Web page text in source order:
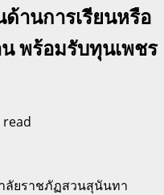
านการเรียนหรือ
พร้อมรับทุนเพชร
ลัยราชภัฏสวนสุนันทา